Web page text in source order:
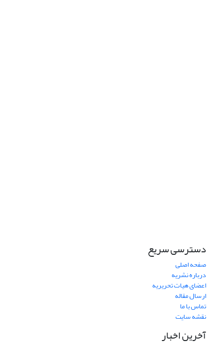
دسترسی سریع
صفحه اصلی
درباره نشریه
اعضای هیات تحریریه
ارسال مقاله
تماس با ما
نقشه سایت
آخرین اخبار